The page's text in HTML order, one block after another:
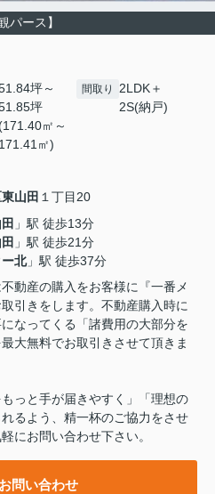
パース】
坪～
坪
(171.40㎡～
171.41㎡)
間取り
2LDK＋
2S(納戸)
東山田 １丁目20
」駅 徒歩13分
」駅 徒歩21分
北」駅 徒歩37分
動産の購入をお客様に『一番メ
引きをします。不動産購入時に
なってくる「諸費用の大部分を
大無料でお取引きさせて頂きま
っと手が届きやすく」「理想の
るよう、精一杯のご協力をさせ
にお問い合わせ下さい。
お問い合わせ